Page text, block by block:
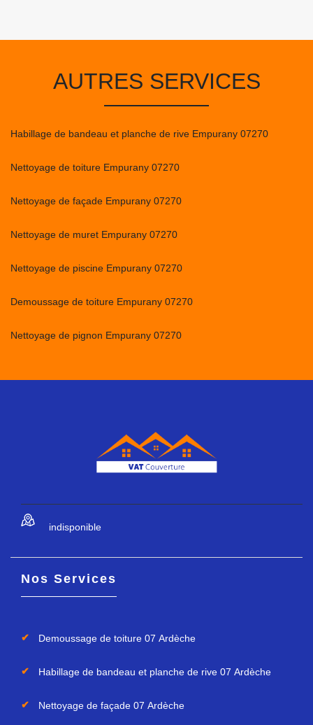
AUTRES SERVICES
Habillage de bandeau et planche de rive Empurany 07270
Nettoyage de toiture Empurany 07270
Nettoyage de façade Empurany 07270
Nettoyage de muret Empurany 07270
Nettoyage de piscine Empurany 07270
Demoussage de toiture Empurany 07270
Nettoyage de pignon Empurany 07270
indisponible
Nos Services
Demoussage de toiture 07 Ardèche
Habillage de bandeau et planche de rive 07 Ardèche
Nettoyage de façade 07 Ardèche